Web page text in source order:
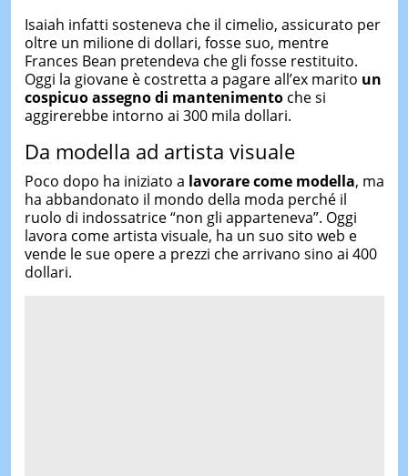
Isaiah infatti sosteneva che il cimelio, assicurato per
oltre un milione di dollari, fosse suo, mentre
Frances Bean pretendeva che gli fosse restituito.
Oggi la giovane è costretta a pagare all’ex marito un
cospicuo assegno di mantenimentoche si
aggirerebbe intorno ai 300 mila dollari.
Da modella ad artista visuale
Poco dopo ha iniziato a lavorare come modella, ma
ha abbandonato il mondo della moda perché il
ruolo di indossatrice “non gli apparteneva”. Oggi
lavora come artista visuale, ha un suo sito web e
vende le sue opere a prezzi che arrivano sino ai 400
dollari.